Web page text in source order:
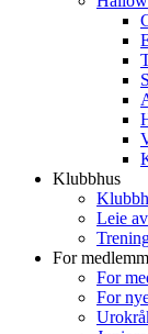
Klubbhus
Leie
For
For
For